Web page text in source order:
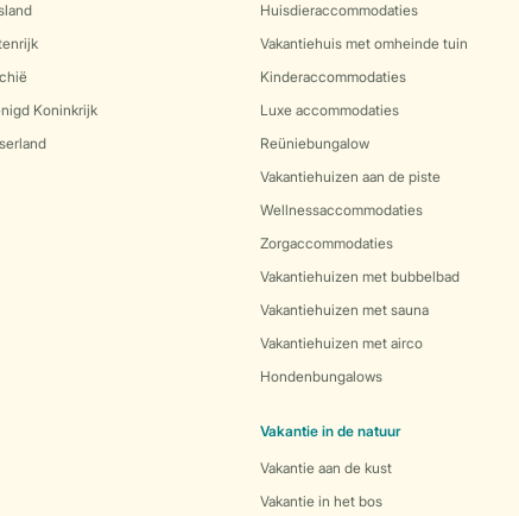
Koninkrijk
Huisdieraccommodaties
Vakantiehuis met omheinde tuin
Kinderaccommodaties
Luxe accommodaties
Reüniebungalow
Vakantiehuizen aan de piste
Wellnessaccommodaties
Zorgaccommodaties
Vakantiehuizen met bubbelbad
Vakantiehuizen met sauna
Vakantiehuizen met airco
Hondenbungalows
Vakantie in de natuur
Vakantie aan de kust
Vakantie in het bos